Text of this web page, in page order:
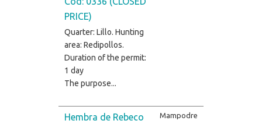
PRICE)
Quarter: Lillo. Hunting
area: Redipollos.
Duration of the permit:
1 day
The purpose...
Hembra de Rebeco
Mampodre